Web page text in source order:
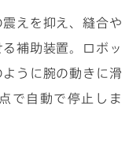
えを抑え、縫合や
補助装置。ロボッ
うに腕の動きに滑
で自動で停止しま